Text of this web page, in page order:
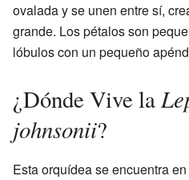
ovalada y se unen entre sí,
grande. Los pétalos son
lóbulos con un pequeño
¿Dónde Vive la
johnsonii?
Esta orquídea se encuentra